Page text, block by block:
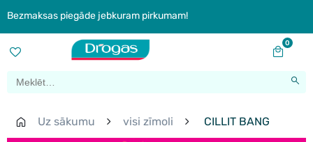
Bezmaksas piegāde jebkuram pirkumam!
0
Uz sākumu visi zīmoli CILLIT BANG